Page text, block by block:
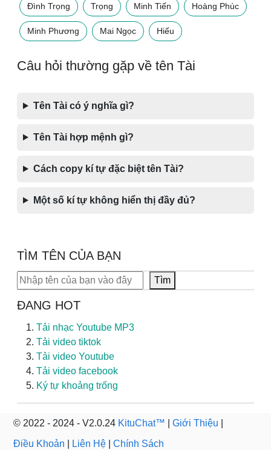
Đình Trọng Trọng Minh Tiến Hoàng Phúc
Minh Phương Mai Ngọc Hiếu
Câu hỏi thường gặp về tên Tài
Tên Tài có ý nghĩa gì?
Tên Tài hợp mệnh gì?
Cách copy kí tự đặc biệt tên Tài?
Một số kí tự không hiển thị đầy đủ?
TÌM TÊN CỦA BẠN
Tìm kiếm Tìm
ĐANG HOT
Tải nhạc Youtube MP3
Tải video tiktok
Tải video Youtube
Tải video facebook
Ký tự khoảng trống
© 2022 - 2024 - V2.0.24 KituChat™ Giới Thiệu
Điều Khoản
Liên Hệ Chính Sách